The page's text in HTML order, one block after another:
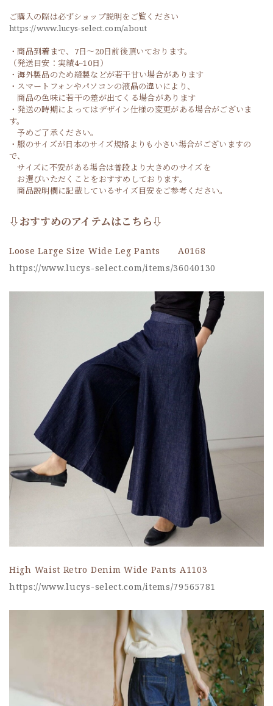
ご購入の際は必ずショップ説明をご覧ください
https://www.lucys-select.com/about
・商品到着まで、7日～20日前後頂いております。
（発送目安：実績4~10日）
・海外製品のため縫製などが若干甘い場合があります
・スマートフォンやパソコンの液晶の違いにより、
商品の色味に若干の差が出てくる場合があります
・発送の時期によってはデザイン仕様の変更がある場合がございま
す。
予めご了承ください。
・服のサイズが日本のサイズ規格よりも小さい場合がございますの
で、
サイズに不安がある場合は普段より大きめのサイズを
お選びいただくことをおすすめしております。
商品説明欄に記載しているサイズ目安をご参考ください。
⇩おすすめのアイテムはこちら⇩
Loose Large Size Wide Leg Pants A0168
https://www.lucys-select.com/items/36040130
High Waist Retro Denim Wide Pants A1103
https://www.lucys-select.com/items/79565781